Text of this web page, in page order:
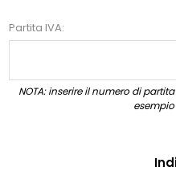
Partita IVA:
NOTA: inserire il numero di
esempio